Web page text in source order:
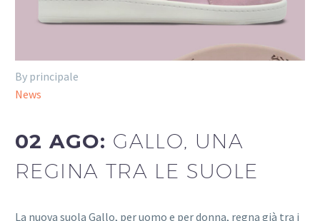
By principale
News
02 AGO: GALLO, UNA
REGINA TRA LE SUOLE
La nuova suola Gallo, per uomo e per donna, regna già tra i